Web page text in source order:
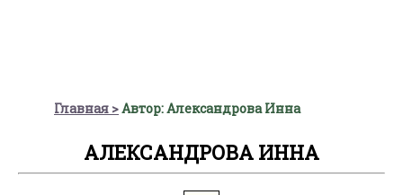
Главная Автор: Александрова Инна
АЛЕКСАНДРОВА ИННА